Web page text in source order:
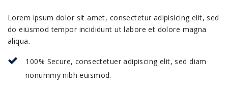
Lorem ipsum dolor sit amet, consectetur adipisicing elit, sed
do eiusmod tempor incididunt ut labore et dolore magna
aliqua.
100% Secure, consectetuer adipiscing elit, sed diam
nonummy nibh euismod.